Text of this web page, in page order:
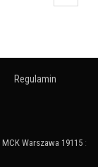
Regulamin
MCK Warszawa 19115 :